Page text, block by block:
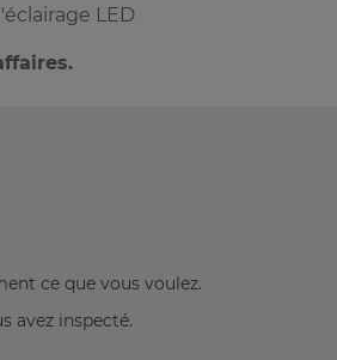
LED
ce que vous voulez.
avez inspecté.